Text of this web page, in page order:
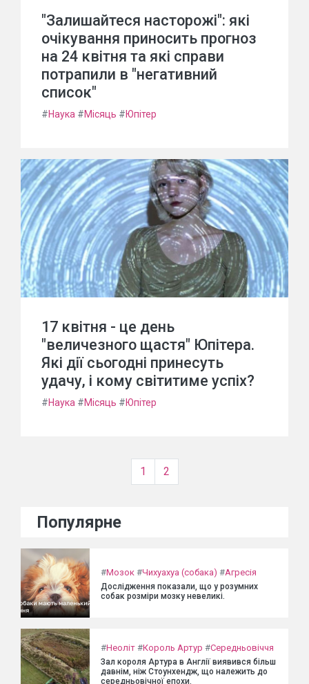
"Залишайтеся насторожі": які
очікування приносить прогноз
на 24 квітня та які справи
потрапили в "негативний
список"
#Наука #Місяць #Юпітер
17 квітня - це день
"величезного щастя" Юпітера.
Які дії сьогодні принесуть
удачу, і кому світитиме успіх?
#Наука #Місяць #Юпітер
1 2
Популярне
#Мозок #Чихуахуа (собака) #Агресія
Дослідження показали, що у розумних
собак розміри мозку невеликі.
#Неоліт #Король Артур #Середньовіччя
Зал короля Артура в Англії виявився більш
давнім, ніж Стоунхендж, що належить до
середньовічної епохи.